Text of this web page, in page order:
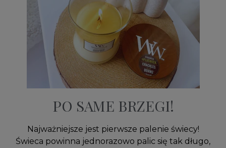
PO SAME BRZEGI!
Najważniejsze jest pierwsze palenie świecy!
Świeca powinna jednorazowo palic się tak długo,